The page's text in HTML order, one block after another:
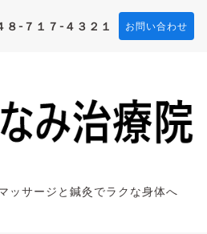
８-７１７-４３２１ お問い合わせ
サージと鍼灸でラクな身体へ